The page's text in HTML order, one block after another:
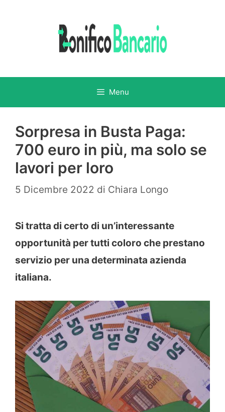
Menu
Sorpresa in Busta Paga:
700 euro in più, ma solo se
lavori per loro
5 Dicembre 2022 di Chiara Longo
Si tratta di certo di un’interessante
opportunità per tutti coloro che prestano
servizio per una determinata azienda
italiana.